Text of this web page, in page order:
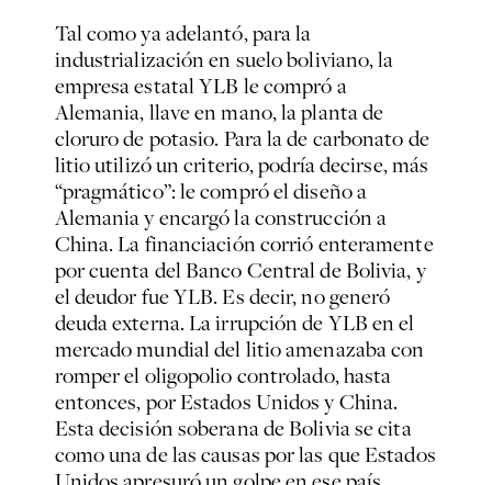
Tal como ya adelantó, para la
industrialización en suelo boliviano, la
empresa estatal YLB le compró a
Alemania, llave en mano, la planta de
cloruro de potasio. Para la de carbonato de
litio utilizó un criterio, podría decirse, más
“pragmático”: le compró el diseño a
Alemania y encargó la construcción a
China. La financiación corrió enteramente
por cuenta del Banco Central de Bolivia, y
el deudor fue YLB. Es decir, no generó
deuda externa. La irrupción de YLB en el
mercado mundial del litio amenazaba con
romper el oligopolio controlado, hasta
entonces, por Estados Unidos y China.
Esta decisión soberana de Bolivia se cita
como una de las causas por las que Estados